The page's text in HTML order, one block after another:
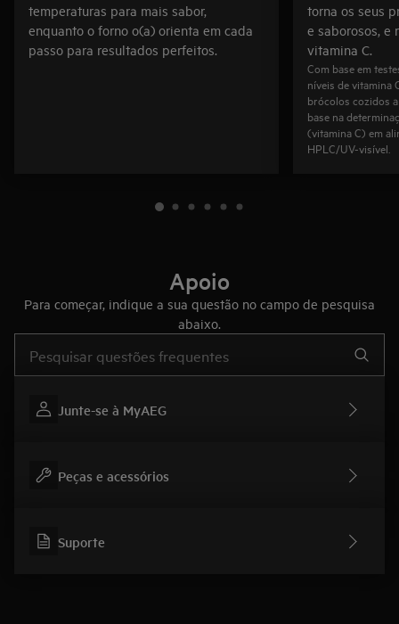
temperaturas para mais sabor,
enquanto o forno o(a) orienta em cada
passo para resultados perfeitos.
torna os seus
e saborosos, e
vitamina C.
Com base em
níveis de vitamina
brócolos cozidos
base na
(vitamina C) em
HPLC/UV-visível.
Apoio
Para começar, indique a sua questão no campo de pesquisa
abaixo.
Junte-se à MyAEG
Peças e acessórios
Suporte